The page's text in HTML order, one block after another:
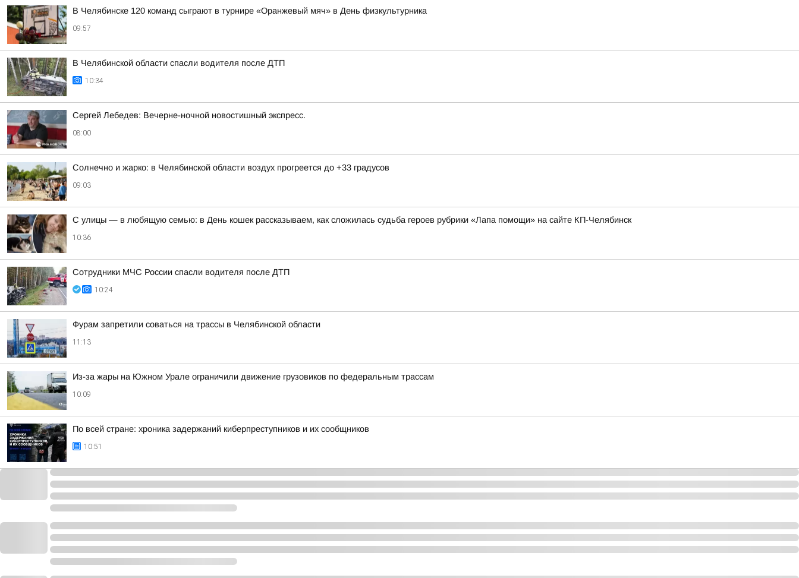
В Челябинске 120 команд сыграют в турнире «Оранжевый мяч» в День физкультурника
09:57
В Челябинской области спасли водителя после ДТП
10:34
Сергей Лебедев: Вечерне-ночной новостишный экспресс.
08:00
Солнечно и жарко: в Челябинской области воздух прогреется до +33 градусов
09:03
С улицы — в любящую семью: в День кошек рассказываем, как сложилась судьба героев рубрики «Лапа помощи» на сайте КП-Челябинск
10:36
Сотрудники МЧС России спасли водителя после ДТП
10:24
Фурам запретили соваться на трассы в Челябинской области
11:13
Из-за жары на Южном Урале ограничили движение грузовиков по федеральным трассам
10:09
По всей стране: хроника задержаний киберпреступников и их сообщников
10:51